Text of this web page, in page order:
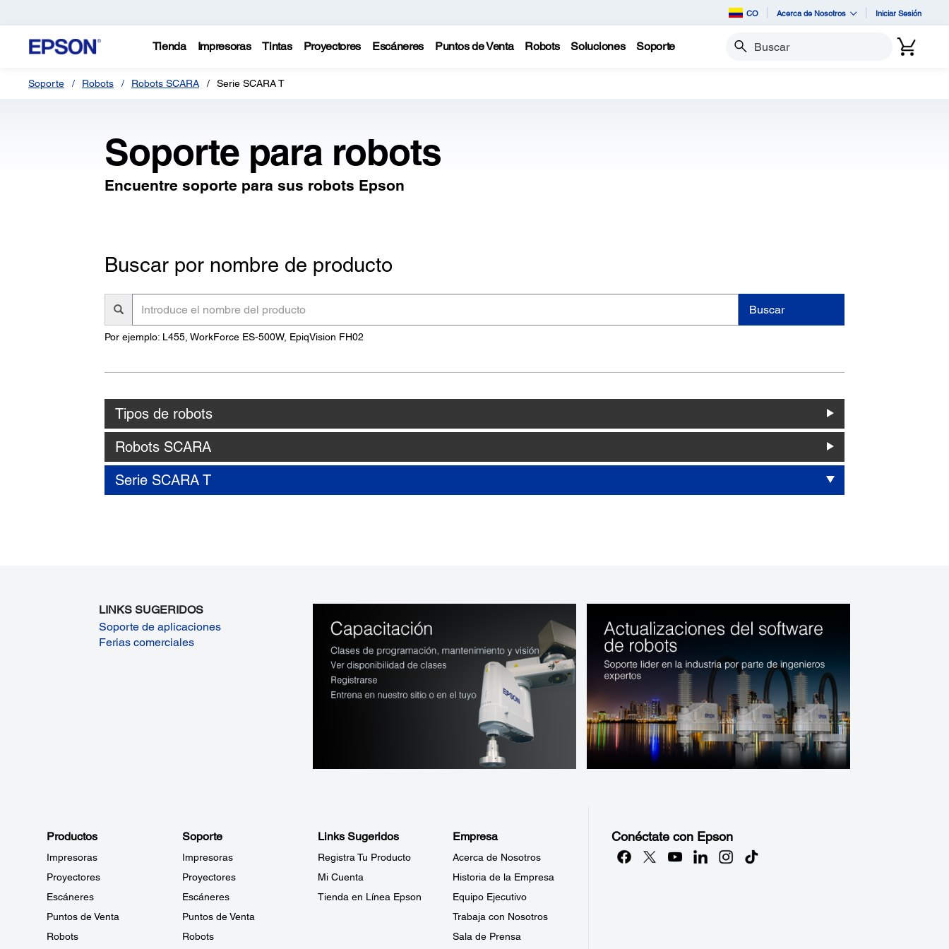
CO Acerca de Nosotros Iniciar Sesión
Tienda Impresoras Tintas Proyectores Escáneres Puntos de Venta Robots Soluciones Soporte Buscar
Soporte Robots Robots SCARA Serie SCARA T
Soporte para robots
Encuentre soporte para sus robots Epson
Buscar por nombre de producto
nombre
Buscar
Por ejemplo: L455, WorkForce ES-500W, EpiqVision FH02
Tipos de robots
Robots SCARA
Serie SCARA T
LINKS SUGERIDOS
Soporte de aplicaciones
Ferias comerciales
Productos
Impresoras
Proyectores
Escáneres
Puntos de Venta
Robots
Soporte
Impresoras
Proyectores
Escáneres
Puntos de Venta
Robots
Links Sugeridos
Registra Tu Producto
Mi Cuenta
Tienda en Línea Epson
Empresa
Acerca de Nosotros
Historia de la Empresa
Equipo Ejecutivo
Trabaja con Nosotros
Sala de Prensa
Conéctate con Epson